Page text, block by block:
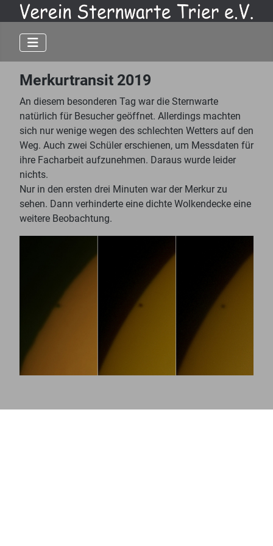
Merkurtransit 2019
An diesem besonderen Tag war die Sternwarte
natürlich für Besucher geöffnet. Allerdings machten
sich nur wenige wegen des schlechten Wetters auf den
Weg. Auch zwei Schüler erschienen, um Messdaten für
ihre Facharbeit aufzunehmen. Daraus wurde leider
nichts.
Nur in den ersten drei Minuten war der Merkur zu
sehen. Dann verhinderte eine dichte Wolkendecke eine
weitere Beobachtung.